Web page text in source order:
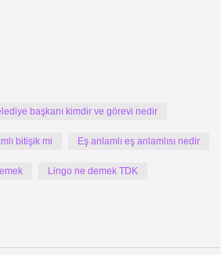
başkanı kimdir ve görevi nedir
bitişik mi Eş anlamlı eş anlamlısı nedir
Lingo ne demek TDK